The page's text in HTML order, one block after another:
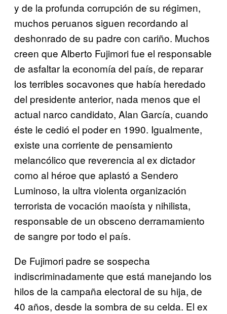
y de la profunda corrupción de su régimen,
muchos peruanos siguen recordando al
deshonrado de su padre con cariño. Muchos
creen que Alberto Fujimori fue el responsable
de asfaltar la economía del país, de reparar
los terribles socavones que había heredado
del presidente anterior, nada menos que el
actual narco candidato, Alan García, cuando
éste le cedió el poder en 1990. Igualmente,
existe una corriente de pensamiento
melancólico que reverencia al ex dictador
como al héroe que aplastó a Sendero
Luminoso, la ultra violenta organización
terrorista de vocación maoísta y nihilista,
responsable de un obsceno derramamiento
de sangre por todo el país.
De Fujimori padre se sospecha
indiscriminadamente que está manejando los
hilos de la campaña electoral de su hija, de
40 años, desde la sombra de su celda. El ex